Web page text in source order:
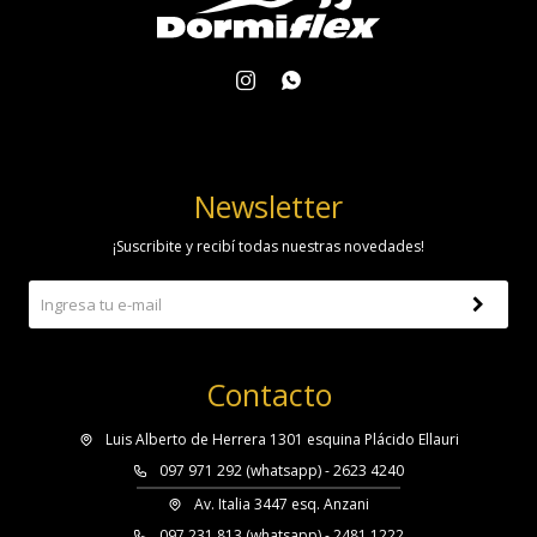
 
Contacto
Luis Alberto de Herrera 1301 esquina Plácido Ellauri
097 971 292 (whatsapp) - 2623 4240
Av. Italia 3447 esq. Anzani
Newsletter
¡Suscribite y recibí todas nuestras novedades!